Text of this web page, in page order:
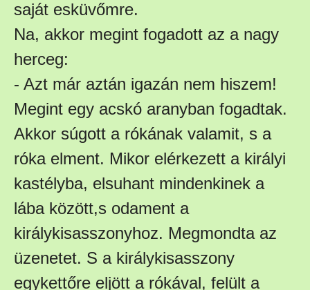
saját esküvőmre.
Na, akkor megint fogadott az a nagy
herceg:
- Azt már aztán igazán nem hiszem!
Megint egy acskó aranyban fogadtak.
Akkor súgott a rókának valamit, s a
róka elment. Mikor elérkezett a királyi
kastélyba, elsuhant mindenkinek a
lába között,s odament a
királykisasszonyhoz. Megmondta az
üzenetet. S a királykisasszony
egykettőre eljött a rókával, felült a